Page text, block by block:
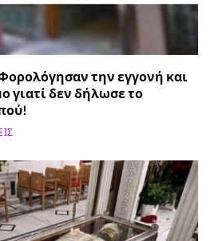
την εγγονή και
γιατί δεν δήλωσε το